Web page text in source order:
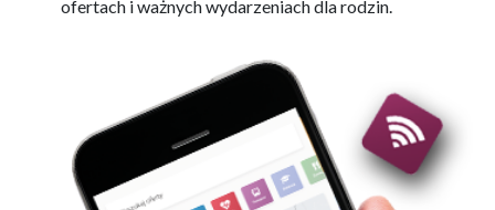
ofertach i ważnych wydarzeniach dla rodzin.